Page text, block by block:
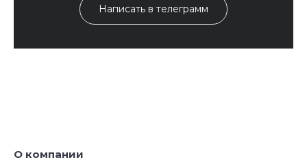
Написать в телеграмм
О компании